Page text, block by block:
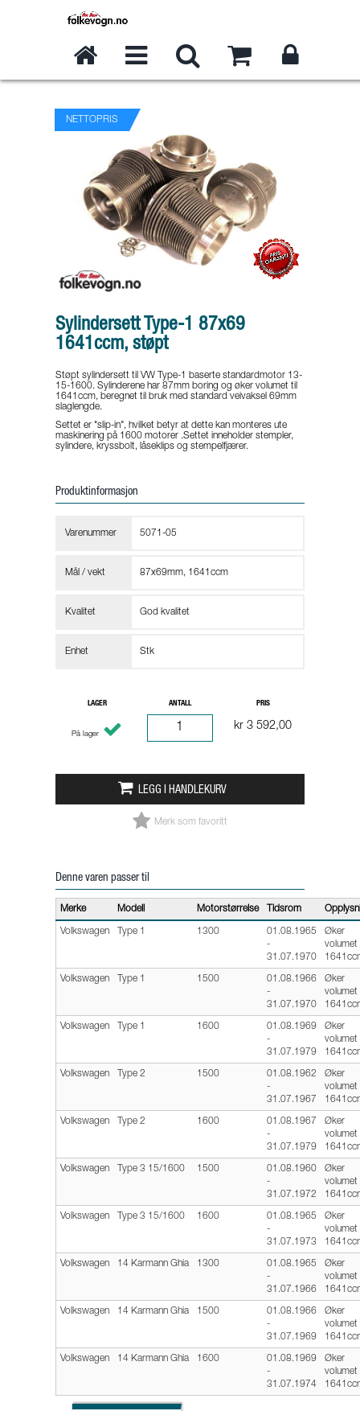
NETTOPRIS
Sylindersett Type-1 87x69
1641ccm, støpt
Støpt sylindersett til VW Type-1 baserte standardmotor 13-
15-1600. Sylinderene har 87mm boring og øker volumet til
1641ccm, beregnet til bruk med standard veivaksel 69mm
slaglengde.
Settet er "slip-in", hvilket betyr at dette kan monteres ute
maskinering på 1600 motorer .Settet inneholder stempler,
sylindere, kryssbolt, låseklips og stempelfjærer.
Produktinformasjon
Varenummer 5071-05
Mål / vekt 87x69mm, 1641ccm
Kvalitet God kvalitet
Enhet Stk
LAGER
På lager
ANTALL PRIS
kr 3 592,00
LEGG I HANDLEKURV
Merk som favoritt
Denne varen passer til
Merke Modell Motorstørrelse Tidsrom
Volkswagen Type 1 1300
01.08.1965
-
31.07.1970
Øker
volumet
Volkswagen Type 1 1500
01.08.1966
-
31.07.1970
Øker
volumet
Volkswagen Type 1 1600
01.08.1969
-
31.07.1979
Øker
volumet
Volkswagen Type 2 1500
01.08.1962
-
31.07.1967
Øker
volumet
Volkswagen Type 2 1600
01.08.1967
-
31.07.1979
Øker
volumet
Volkswagen Type 3 15/1600 1500
01.08.1960
-
31.07.1972
Øker
volumet
Volkswagen Type 3 15/1600 1600
01.08.1965
-
31.07.1973
Øker
volumet
Volkswagen 14 Karmann Ghia 1300
01.08.1965
-
31.07.1966
Øker
volumet
Volkswagen 14 Karmann Ghia 1500
01.08.1966
-
31.07.1969
Øker
volumet
Volkswagen 14 Karmann Ghia 1600
01.08.1969
-
31.07.1974
Øker
volumet